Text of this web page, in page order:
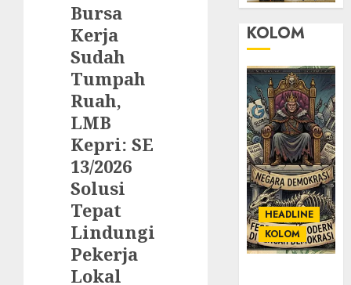
Bursa
Kerja
Sudah
Tumpah
Ruah,
LMB
Kepri: SE
13/2026
Solusi
Tepat
Lindungi
Pekerja
Lokal
KOLOM
HEADLINE
KOLOM